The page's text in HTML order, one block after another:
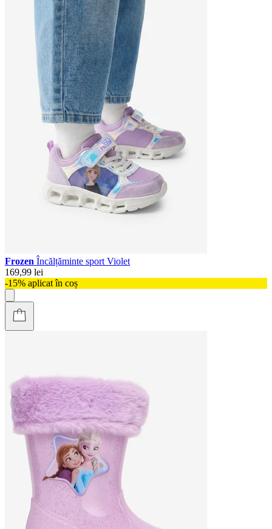
Frozen Încălțăminte sport Violet
169,99 lei
-15% aplicat în coș